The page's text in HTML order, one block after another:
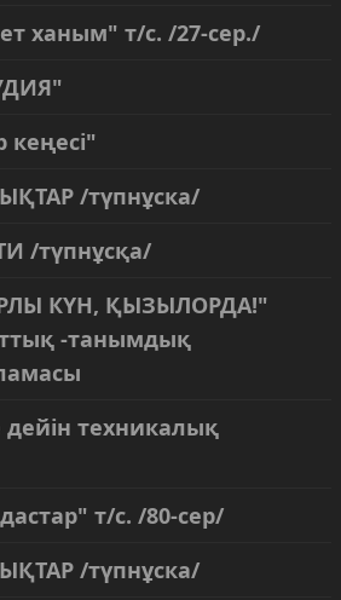
ханым" т/с. /27-сер./
кеңесі"
/түпнұска/
/түпнұсқа/
КҮН, ҚЫЗЫЛОРДА!"
-танымдық
дейін техникалық
т/с. /80-сер/
/түпнұска/